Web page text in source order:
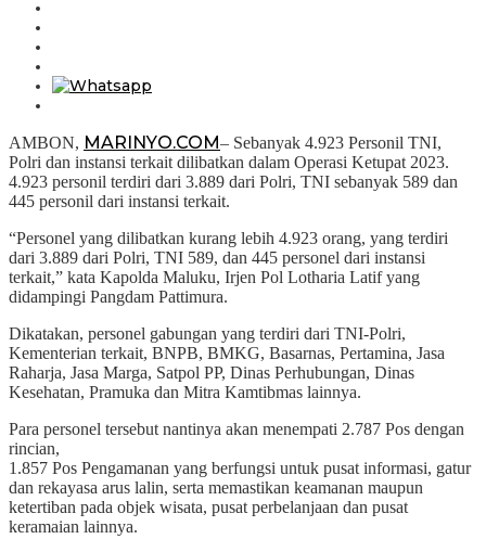
AMBON, MARINYO.COM– Sebanyak 4.923 Personil TNI,
Polri dan instansi terkait dilibatkan dalam Operasi Ketupat 2023.
4.923 personil terdiri dari 3.889 dari Polri, TNI sebanyak 589 dan
445 personil dari instansi terkait.
“Personel yang dilibatkan kurang lebih 4.923 orang, yang terdiri
dari 3.889 dari Polri, TNI 589, dan 445 personel dari instansi
terkait,” kata Kapolda Maluku, Irjen Pol Lotharia Latif yang
didampingi Pangdam Pattimura.
Dikatakan, personel gabungan yang terdiri dari TNI-Polri,
Kementerian terkait, BNPB, BMKG, Basarnas, Pertamina, Jasa
Raharja, Jasa Marga, Satpol PP, Dinas Perhubungan, Dinas
Kesehatan, Pramuka dan Mitra Kamtibmas lainnya.
Para personel tersebut nantinya akan menempati 2.787 Pos dengan
rincian,
1.857 Pos Pengamanan yang berfungsi untuk pusat informasi, gatur
dan rekayasa arus lalin, serta memastikan keamanan maupun
ketertiban pada objek wisata, pusat perbelanjaan dan pusat
keramaian lainnya.